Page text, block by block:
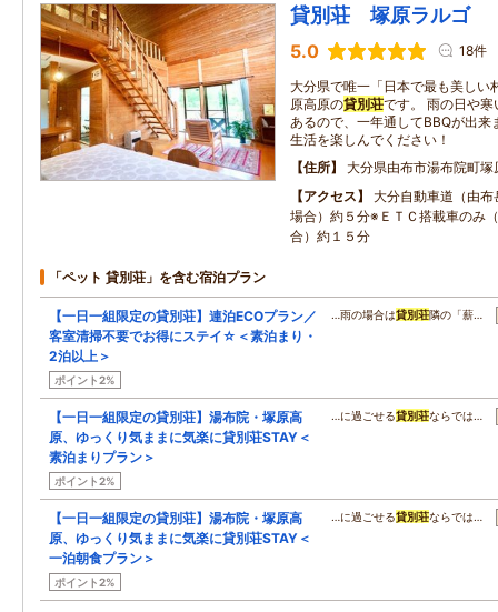
貸別荘 塚原ラルゴ
5.0 18件
大分県で唯一「日本で最も美しい
原高原の貸別荘です。 雨の日や
あるので、一年通してBBQが出来
生活を楽しんでください！
住所
大分県由布市湯布院町
アクセス
大分自動車道（由
場合）約５分※ＥＴＣ搭載車のみ
合）約１５分
「ペット 貸別荘」を含む宿泊プラン
【一日一組限定の貸別荘】連泊ECOプラン／
客室清掃不要でお得にステイ☆＜素泊まり・
2泊以上＞
ポイント2%
…雨の場合は貸別荘隣の「薪…
【一日一組限定の貸別荘】湯布院・塚原高
原、ゆっくり気ままに気楽に貸別荘STAY＜
素泊まりプラン＞
ポイント2%
…に過ごせる貸別荘ならでは…
【一日一組限定の貸別荘】湯布院・塚原高
原、ゆっくり気ままに気楽に貸別荘STAY＜
一泊朝食プラン＞
ポイント2%
…に過ごせる貸別荘ならでは…